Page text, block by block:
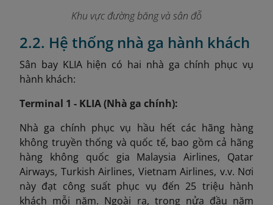
Khu vực đường băng và sân đỗ
2.2. Hệ thống nhà ga hành khách
Sân bay KLIA hiện có hai nhà ga chính phục vụ
hành khách:
Terminal 1 - KLIA (Nhà ga chính):
Nhà ga chính phục vụ hầu hết các hãng hàng
không truyền thống và quốc tế, bao gồm cả hãng
hàng không quốc gia Malaysia Airlines, Qatar
Airways, Turkish Airlines, Vietnam Airlines, v.v. Nơi
này đạt công suất phục vụ đến 25 triệu hành
khách mỗi năm. Ngoài ra, trong nửa đầu năm